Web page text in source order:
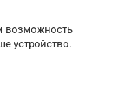
возможность
устройство.